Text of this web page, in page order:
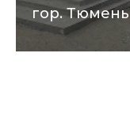
гор. Тюмень